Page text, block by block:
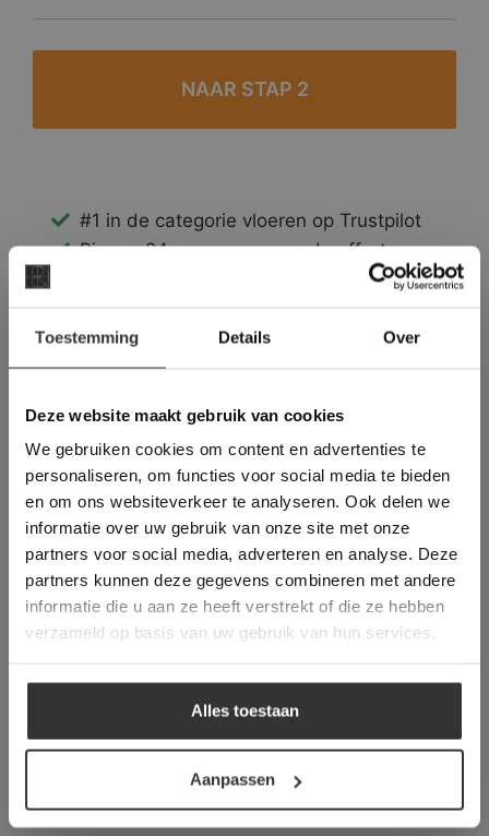
Toestemming Details Over
Deze website maakt gebruik van cookies
We gebruiken cookies om content en advertenties te
personaliseren, om functies voor social media te bieden
en om ons websiteverkeer te analyseren. Ook delen we
informatie over uw gebruik van onze site met onze
partners voor social media, adverteren en analyse. Deze
partners kunnen deze gegevens combineren met andere
informatie die u aan ze heeft verstrekt of die ze hebben
verzameld op basis van uw gebruik van hun services.
Alles toestaan
Aanpassen
#1 in de categorie vloeren op Trustpilot
Binnen 24 uur een passende offerte
Legwerk vanuit het tegelzettersgilde
Meer dan 500 m2 showtuin
Deze website maakt
gebruik van cookies.
This Cookie Banner was deleted and is no
longer working. Please contact the website
administrator.
Deze website gebruikt cookies om de
gebruikerservaring te verbeteren. Door
gebruik te maken van onze website geeft u
toestemming voor alle cookies in
overeenstemming met ons cookiebeleid.Lees
verder
ALLES ACCEPTEREN
ALLES AFWIJZEN
DETAILS WEERGEVEN